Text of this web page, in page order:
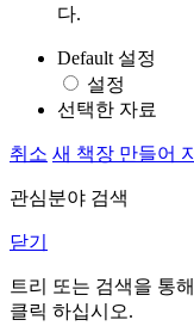
다.
Default 설정
설정
선택한 자료
취소 새 책장 만들어
관심분야 검색
닫기
트리 또는 검색을 통
클릭 하십시오.